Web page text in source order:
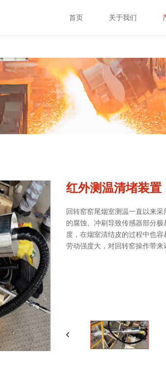
首页 关于我们
红外测温清堵装置
回转窑窑尾烟室测温一直以来
的腐蚀、冲刷导致传感器部分
度，在烟室清结皮的过程中也
劳动强度大，对回转窑操作带来